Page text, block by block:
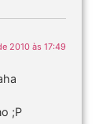
2010 às 17:49
;P